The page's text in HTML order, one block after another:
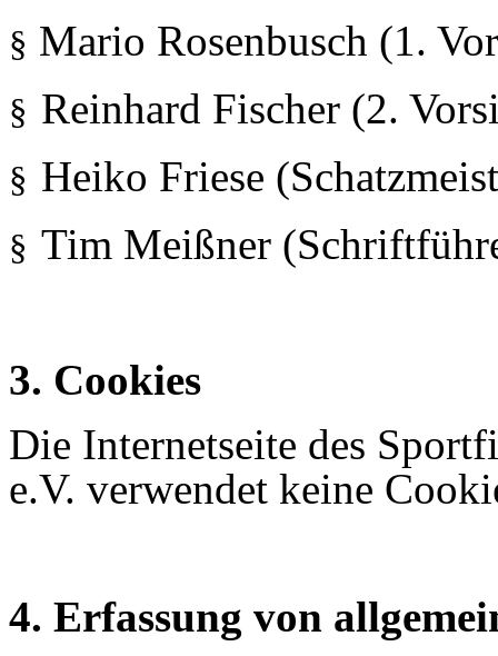
§ Mario Rosenbusch (1.
§ Reinhard Fischer (2.
§ Heiko Friese
§ Tim Meißner
3. Cookies
Die Internetseite des
e.V. verwendet keine
4. Erfassung von